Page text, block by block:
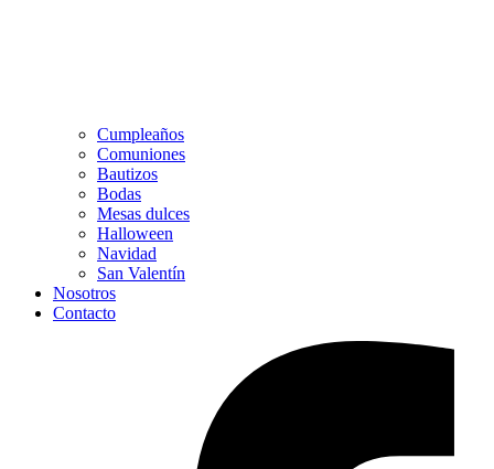
Cumpleaños
Comuniones
Bautizos
Bodas
Mesas dulces
Halloween
Navidad
San Valentín
Nosotros
Contacto